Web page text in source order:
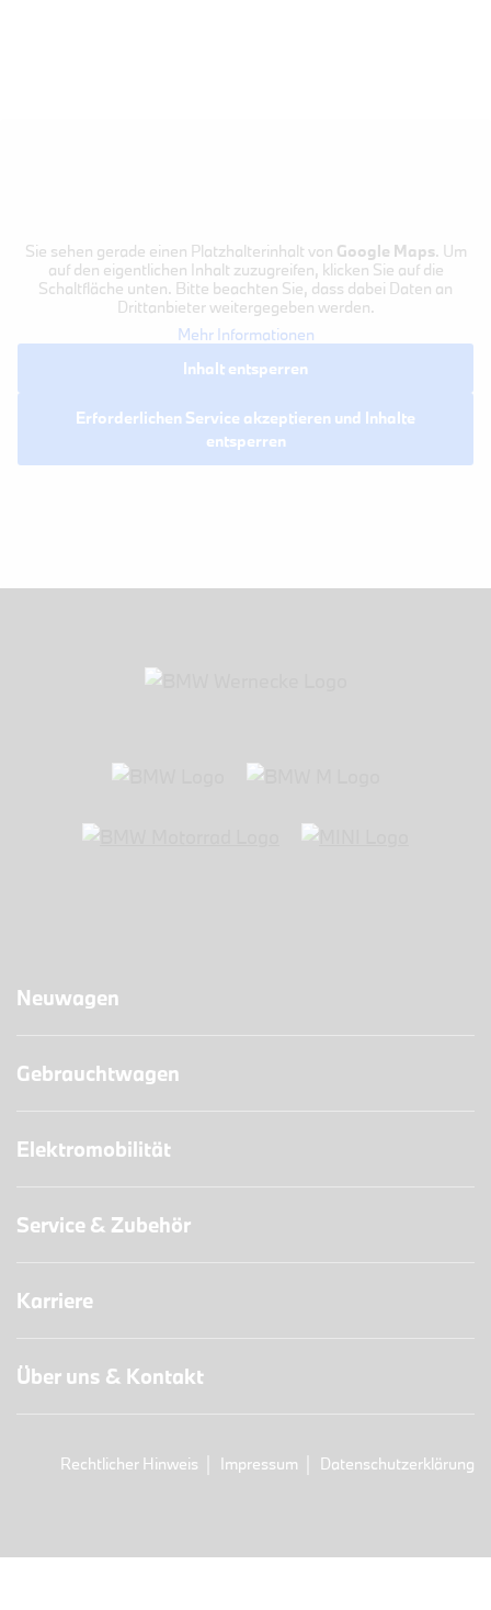
Sie sehen gerade einen Platzhalterinhalt von Google Maps. Um
auf den eigentlichen Inhalt zuzugreifen, klicken Sie auf die
Schaltfläche unten. Bitte beachten Sie, dass dabei Daten an
Drittanbieter weitergegeben werden.
Mehr Informationen
Inhalt entsperren
Erforderlichen Service akzeptieren und Inhalte
entsperren
Neuwagen
Gebrauchtwagen
Elektromobilität
Service & Zubehör
Karriere
Über uns & Kontakt
Rechtlicher Hinweis Impressum Datenschutzerklärung